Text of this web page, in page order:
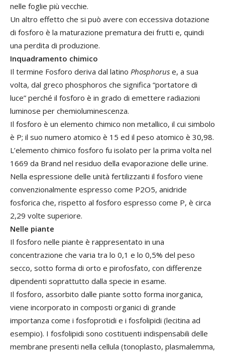
nelle foglie più vecchie.
Un altro effetto che si può avere con eccessiva dotazione
di fosforo è la maturazione prematura dei frutti e, quindi
una perdita di produzione.
Inquadramento chimico
Il termine Fosforo deriva dal latino Phosphorus e, a sua
volta, dal greco phosphoros che significa “portatore di
luce” perché il fosforo è in grado di emettere radiazioni
luminose per chemioluminescenza.
Il fosforo è un elemento chimico non metallico, il cui simbolo
è P; il suo numero atomico è 15 ed il peso atomico è 30,98.
L’elemento chimico fosforo fu isolato per la prima volta nel
1669 da Brand nel residuo della evaporazione delle urine.
Nella espressione delle unità fertilizzanti il fosforo viene
convenzionalmente espresso come P2O5, anidride
fosforica che, rispetto al fosforo espresso come P, è circa
2,29 volte superiore.
Nelle piante
Il fosforo nelle piante è rappresentato in una
concentrazione che varia tra lo 0,1 e lo 0,5% del peso
secco, sotto forma di orto e pirofosfato, con differenze
dipendenti soprattutto dalla specie in esame.
Il fosforo, assorbito dalle piante sotto forma inorganica,
viene incorporato in composti organici di grande
importanza come i fosfoprotidi e i fosfolipidi (lecitina ad
esempio). I fosfolipidi sono costituenti indispensabili delle
membrane presenti nella cellula (tonoplasto, plasmalemma,